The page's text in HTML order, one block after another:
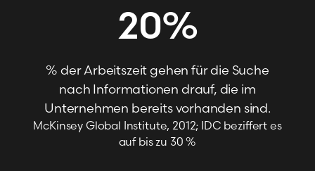
20%
% der Arbeitszeit gehen für die Suche
nach Informationen drauf, die im
Unternehmen bereits vorhanden sind.
McKinsey Global Institute, 2012; IDC beziffert es
auf bis zu 30 %